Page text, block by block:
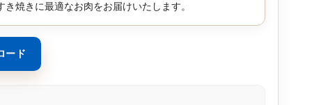
焼きに最適なお肉をお届けいたします。
ード